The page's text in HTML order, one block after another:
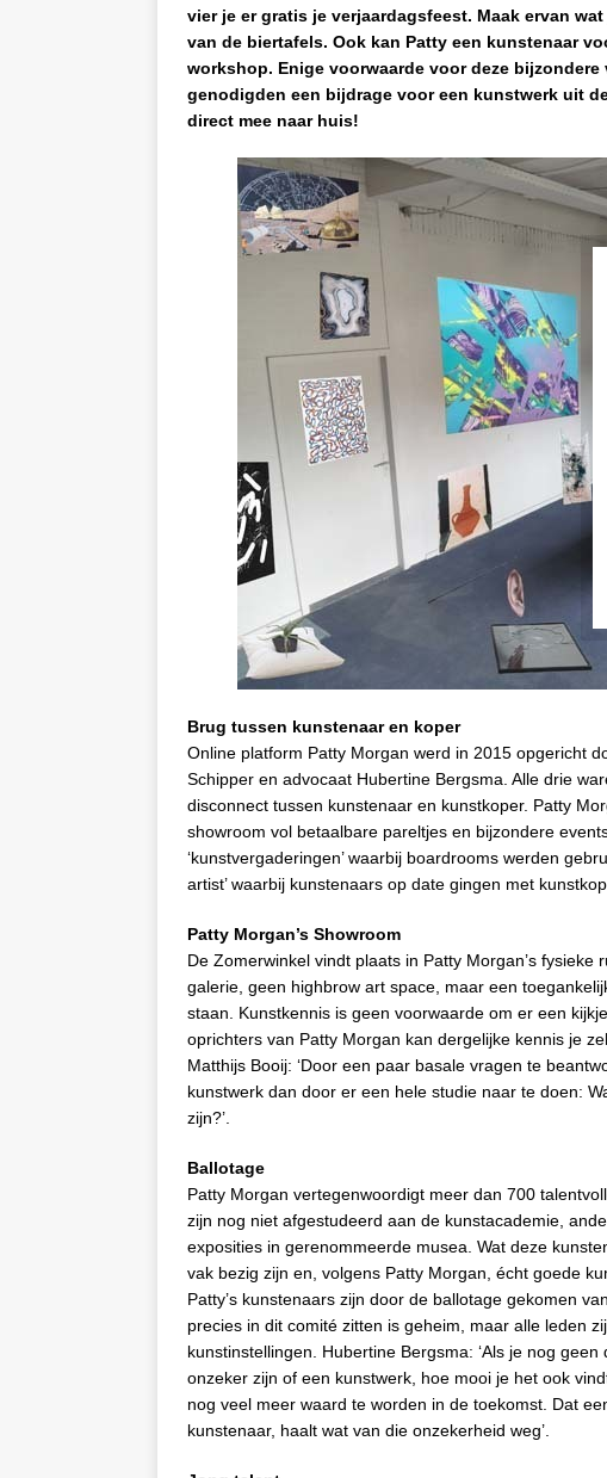
vier je er gratis je verjaardagsfeest. Maak ervan
van de biertafels. Ook kan Patty een kunstenaar
workshop. Enige voorwaarde voor deze
genodigden een bijdrage voor een kunstwerk uit
direct mee naar huis!
Brug tussen kunstenaar en koper
Online platform Patty Morgan werd in 2015 opgericht
Schipper en advocaat Hubertine Bergsma. Alle drie
disconnect tussen kunstenaar en kunstkoper. Patty
showroom vol betaalbare pareltjes en bijzondere
‘kunstvergaderingen’ waarbij boardrooms werden
artist’ waarbij kunstenaars op date gingen met
Patty Morgan’s Showroom
De Zomerwinkel vindt plaats in Patty Morgan’s
galerie, geen highbrow art space, maar een
staan. Kunstkennis is geen voorwaarde om er een
oprichters van Patty Morgan kan dergelijke kennis je
Matthijs Booij: ‘Door een paar basale vragen te
kunstwerk dan door er een hele studie naar te doen:
zijn?’.
Ballotage
Patty Morgan vertegenwoordigt meer dan 700
zijn nog niet afgestudeerd aan de kunstacademie,
exposities in gerenommeerde musea. Wat deze
vak bezig zijn en, volgens Patty Morgan, écht goede
Patty’s kunstenaars zijn door de ballotage gekomen
precies in dit comité zitten is geheim, maar alle leden
kunstinstellingen. Hubertine Bergsma: ‘Als je nog
onzeker zijn of een kunstwerk, hoe mooi je het ook
nog veel meer waard te worden in de toekomst. Dat
kunstenaar, haalt wat van die onzekerheid weg’.